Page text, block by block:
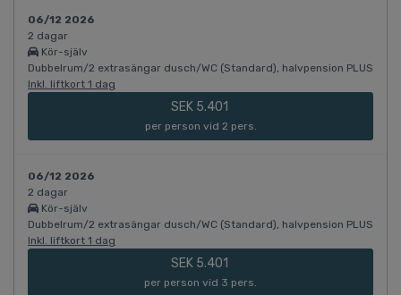
06/12 2026
2 dagar
Kör-själv
Dubbelrum/2 extrasängar dusch/WC (Standard), halvpension PLUS
Inkl. liftkort 1 dag
SEK 5.401
per person vid 2 pers.
06/12 2026
2 dagar
Kör-själv
Dubbelrum/2 extrasängar dusch/WC (Standard), halvpension PLUS
Inkl. liftkort 1 dag
SEK 5.401
per person vid 3 pers.